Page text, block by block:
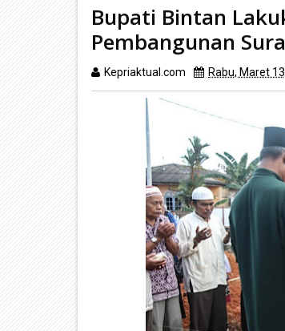
Bupati Bintan
Pembangunan
Kepriaktual.com Rabu, Maret